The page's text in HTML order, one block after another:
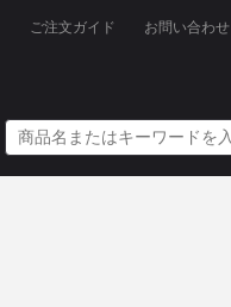
ご注文ガイド お問い合わせ